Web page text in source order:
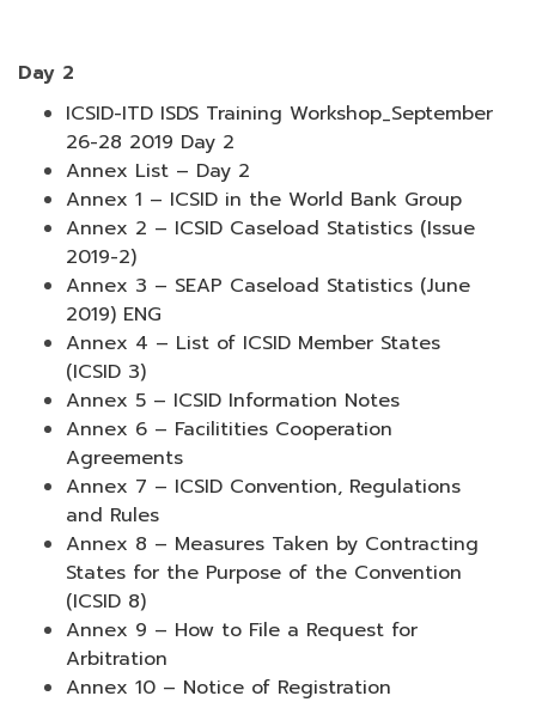
Day 2
ICSID-ITD ISDS Training Workshop_September
26-28 2019 Day 2
Annex List – Day 2
Annex 1 – ICSID in the World Bank Group
Annex 2 – ICSID Caseload Statistics (Issue
2019-2)
Annex 3 – SEAP Caseload Statistics (June
2019) ENG
Annex 4 – List of ICSID Member States
(ICSID 3)
Annex 5 – ICSID Information Notes
Annex 6 – Facilitities Cooperation
Agreements
Annex 7 – ICSID Convention, Regulations
and Rules
Annex 8 – Measures Taken by Contracting
States for the Purpose of the Convention
(ICSID 8)
Annex 9 – How to File a Request for
Arbitration
Annex 10 – Notice of Registration